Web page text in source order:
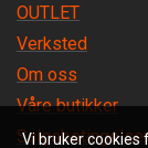
OUTLET
Verksted
Om oss
Våre butikker
Salgsbetingelser
Vi bruker cookies